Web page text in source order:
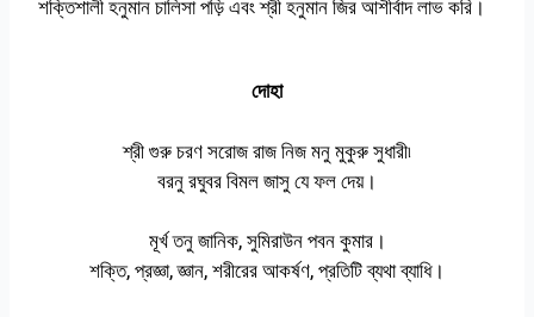
শক্তিশালী হনুমান চালিসা পড়ি এবং শ্রী হনুমান জির আশীর্বাদ লাভ করি।
দোহা
শ্রী গুরু চরণ সরোজ রাজ নিজ মনু মুকুরু সুধারী৷
বরনু রঘুবর বিমল জাসু যে ফল দেয়।
মূর্খ তনু জানিক, সুমিরাউন পবন কুমার।
শক্তি, প্রজ্ঞা, জ্ঞান, শরীরের আকর্ষণ, প্রতিটি ব্যথা ব্যাধি।